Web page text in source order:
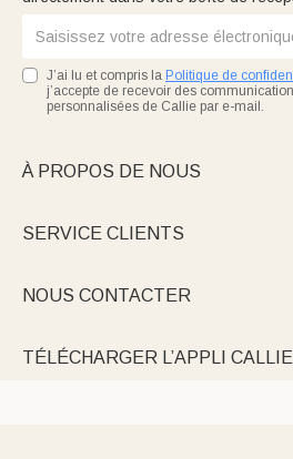
J’ai lu et compris la Politique de
j’accepte de recevoir des
personnalisées de Callie par e-mail.
À PROPOS DE NOUS
SERVICE CLIENTS
NOUS CONTACTER
TÉLÉCHARGER L’APPLI CALLIE